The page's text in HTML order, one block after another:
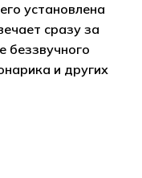
установлена
сразу за
беззвучного
и других